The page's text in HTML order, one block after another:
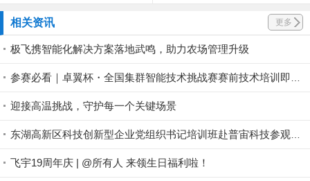
相关资讯 更多
极飞携智能化解决方案落地武鸣，助力农场管理升级
迎接高温挑战，守护每一个关键场景
飞宇19周年庆 | @所有人 来领生日福利啦！